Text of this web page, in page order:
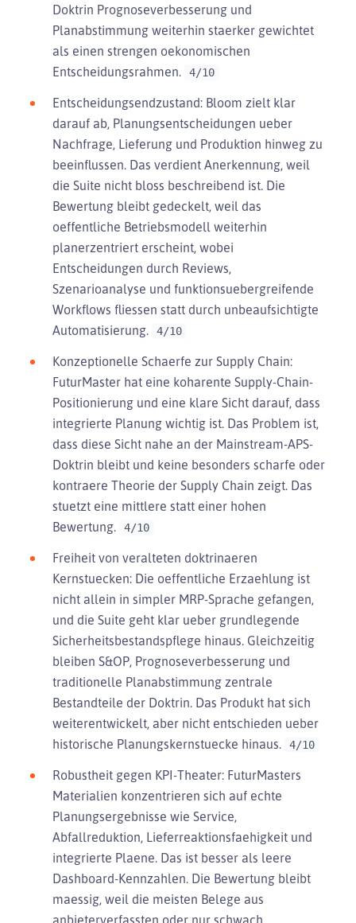
Doktrin Prognoseverbesserung und
Planabstimmung weiterhin staerker gewichtet
als einen strengen oekonomischen
Entscheidungsrahmen.
4/10
Entscheidungsendzustand: Bloom zielt klar
darauf ab, Planungsentscheidungen ueber
Nachfrage, Lieferung und Produktion hinweg zu
beeinflussen. Das verdient Anerkennung, weil
die Suite nicht bloss beschreibend ist. Die
Bewertung bleibt gedeckelt, weil das
oeffentliche Betriebsmodell weiterhin
planerzentriert erscheint, wobei
Entscheidungen durch Reviews,
Szenarioanalyse und funktionsuebergreifende
Workflows fliessen statt durch unbeaufsichtigte
Automatisierung.
4/10
Konzeptionelle Schaerfe zur Supply Chain:
FuturMaster hat eine koharente Supply-Chain-
Positionierung und eine klare Sicht darauf, dass
integrierte Planung wichtig ist. Das Problem ist,
dass diese Sicht nahe an der Mainstream-APS-
Doktrin bleibt und keine besonders scharfe oder
kontraere Theorie der Supply Chain zeigt. Das
stuetzt eine mittlere statt einer hohen
Bewertung.
4/10
Freiheit von veralteten doktrinaeren
Kernstuecken: Die oeffentliche Erzaehlung ist
nicht allein in simpler MRP-Sprache gefangen,
und die Suite geht klar ueber grundlegende
Sicherheitsbestandspflege hinaus. Gleichzeitig
bleiben S&OP, Prognoseverbesserung und
traditionelle Planabstimmung zentrale
Bestandteile der Doktrin. Das Produkt hat sich
weiterentwickelt, aber nicht entschieden ueber
historische Planungskernstuecke hinaus.
4/10
Robustheit gegen KPI-Theater: FuturMasters
Materialien konzentrieren sich auf echte
Planungsergebnisse wie Service,
Abfallreduktion, Lieferreaktionsfaehigkeit und
integrierte Plaene. Das ist besser als leere
Dashboard-Kennzahlen. Die Bewertung bleibt
maessig, weil die meisten Belege aus
anbieterverfassten oder nur schwach